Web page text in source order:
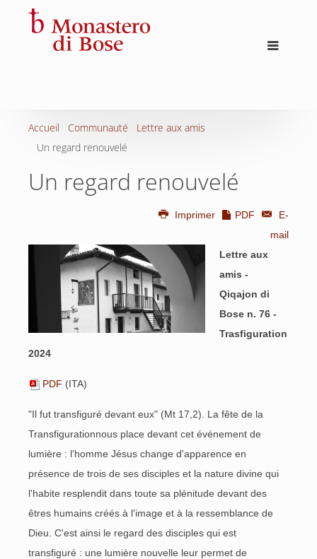
Accueil Communauté
Lettre aux amis
Un regard renouvelé
Un regard renouvelé
Imprimer PDF
E-
mail
Lettre aux
amis -
Qiqajon di
Bose n. 76 -
Trasfiguration
2024
PDF (ITA)
"Il fut transfiguré devant eux" (Mt 17,2). La fête de la
Transfigurationnous place devant cet événement de
lumière : l'homme Jésus change d'apparence en
présence de trois de ses disciples et la nature divine qui
l'habite resplendit dans toute sa plénitude devant des
êtres humains créés à l'image et à la ressemblance de
Dieu. C'est ainsi le regard des disciples qui est
transfiguré : une lumière nouvelle leur permet de